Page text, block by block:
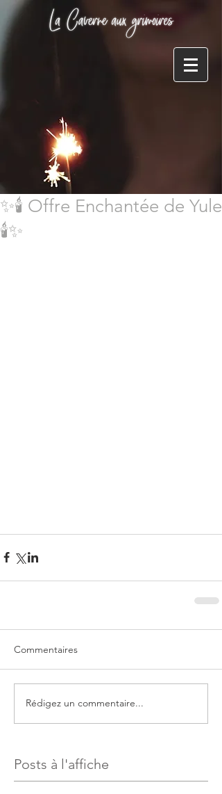
✨🕯️ Offre Enchantée de Yule
🕯️✨
Commentaires
Rédigez un commentaire...
Posts à l'affiche